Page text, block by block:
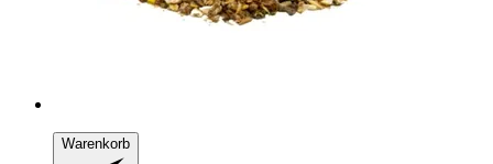
Warenkorb